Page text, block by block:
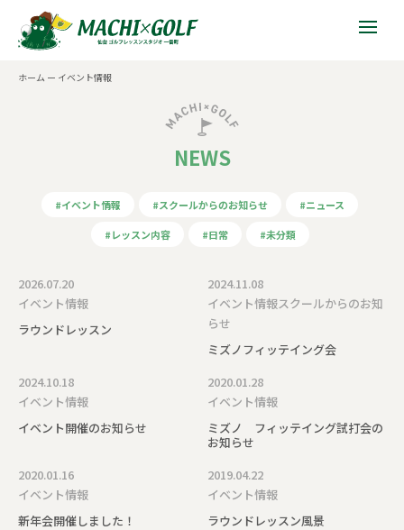
ホーム ー イベント情報
NEWS
#イベント情報 #スクールからのお知らせ #ニュース
#レッスン内容 #日常 #未分類
2026.07.20
イベント情報
ラウンドレッスン
2024.11.08
イベント情報スクールからのお知
らせ
ミズノフィッテイング会
2024.10.18
イベント情報
イベント開催のお知らせ
2020.01.28
イベント情報
ミズノ フィッテイング試打会の
お知らせ
2020.01.16
イベント情報
新年会開催しました！
2019.04.22
イベント情報
ラウンドレッスン風景